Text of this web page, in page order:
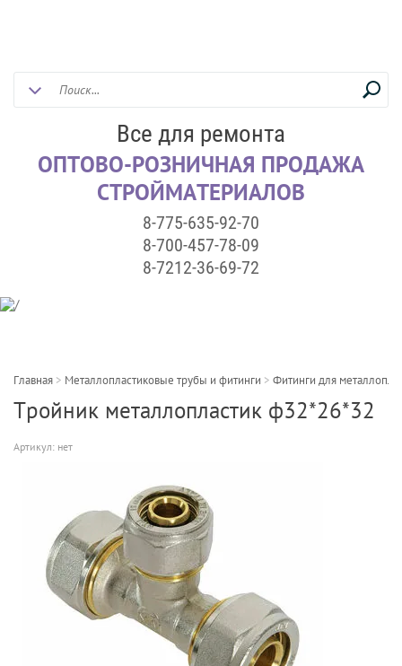
Все для ремонта
ОПТОВО-РОЗНИЧНАЯ ПРОДАЖА
СТРОЙМАТЕРИАЛОВ
8-775-635-92-70
8-700-457-78-09
8-7212-36-69-72
Главная > Металлопластиковые трубы и фитинги > Фитинги для
Тройник металлопластик ф32*26*32
Артикул: нет